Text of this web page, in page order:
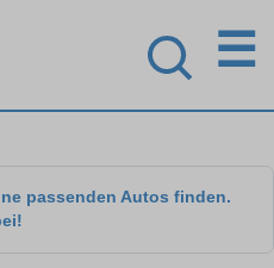
☰
passenden Autos finden.